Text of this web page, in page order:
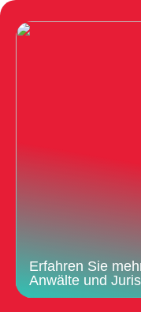
Erfahren Sie
Anwälte und